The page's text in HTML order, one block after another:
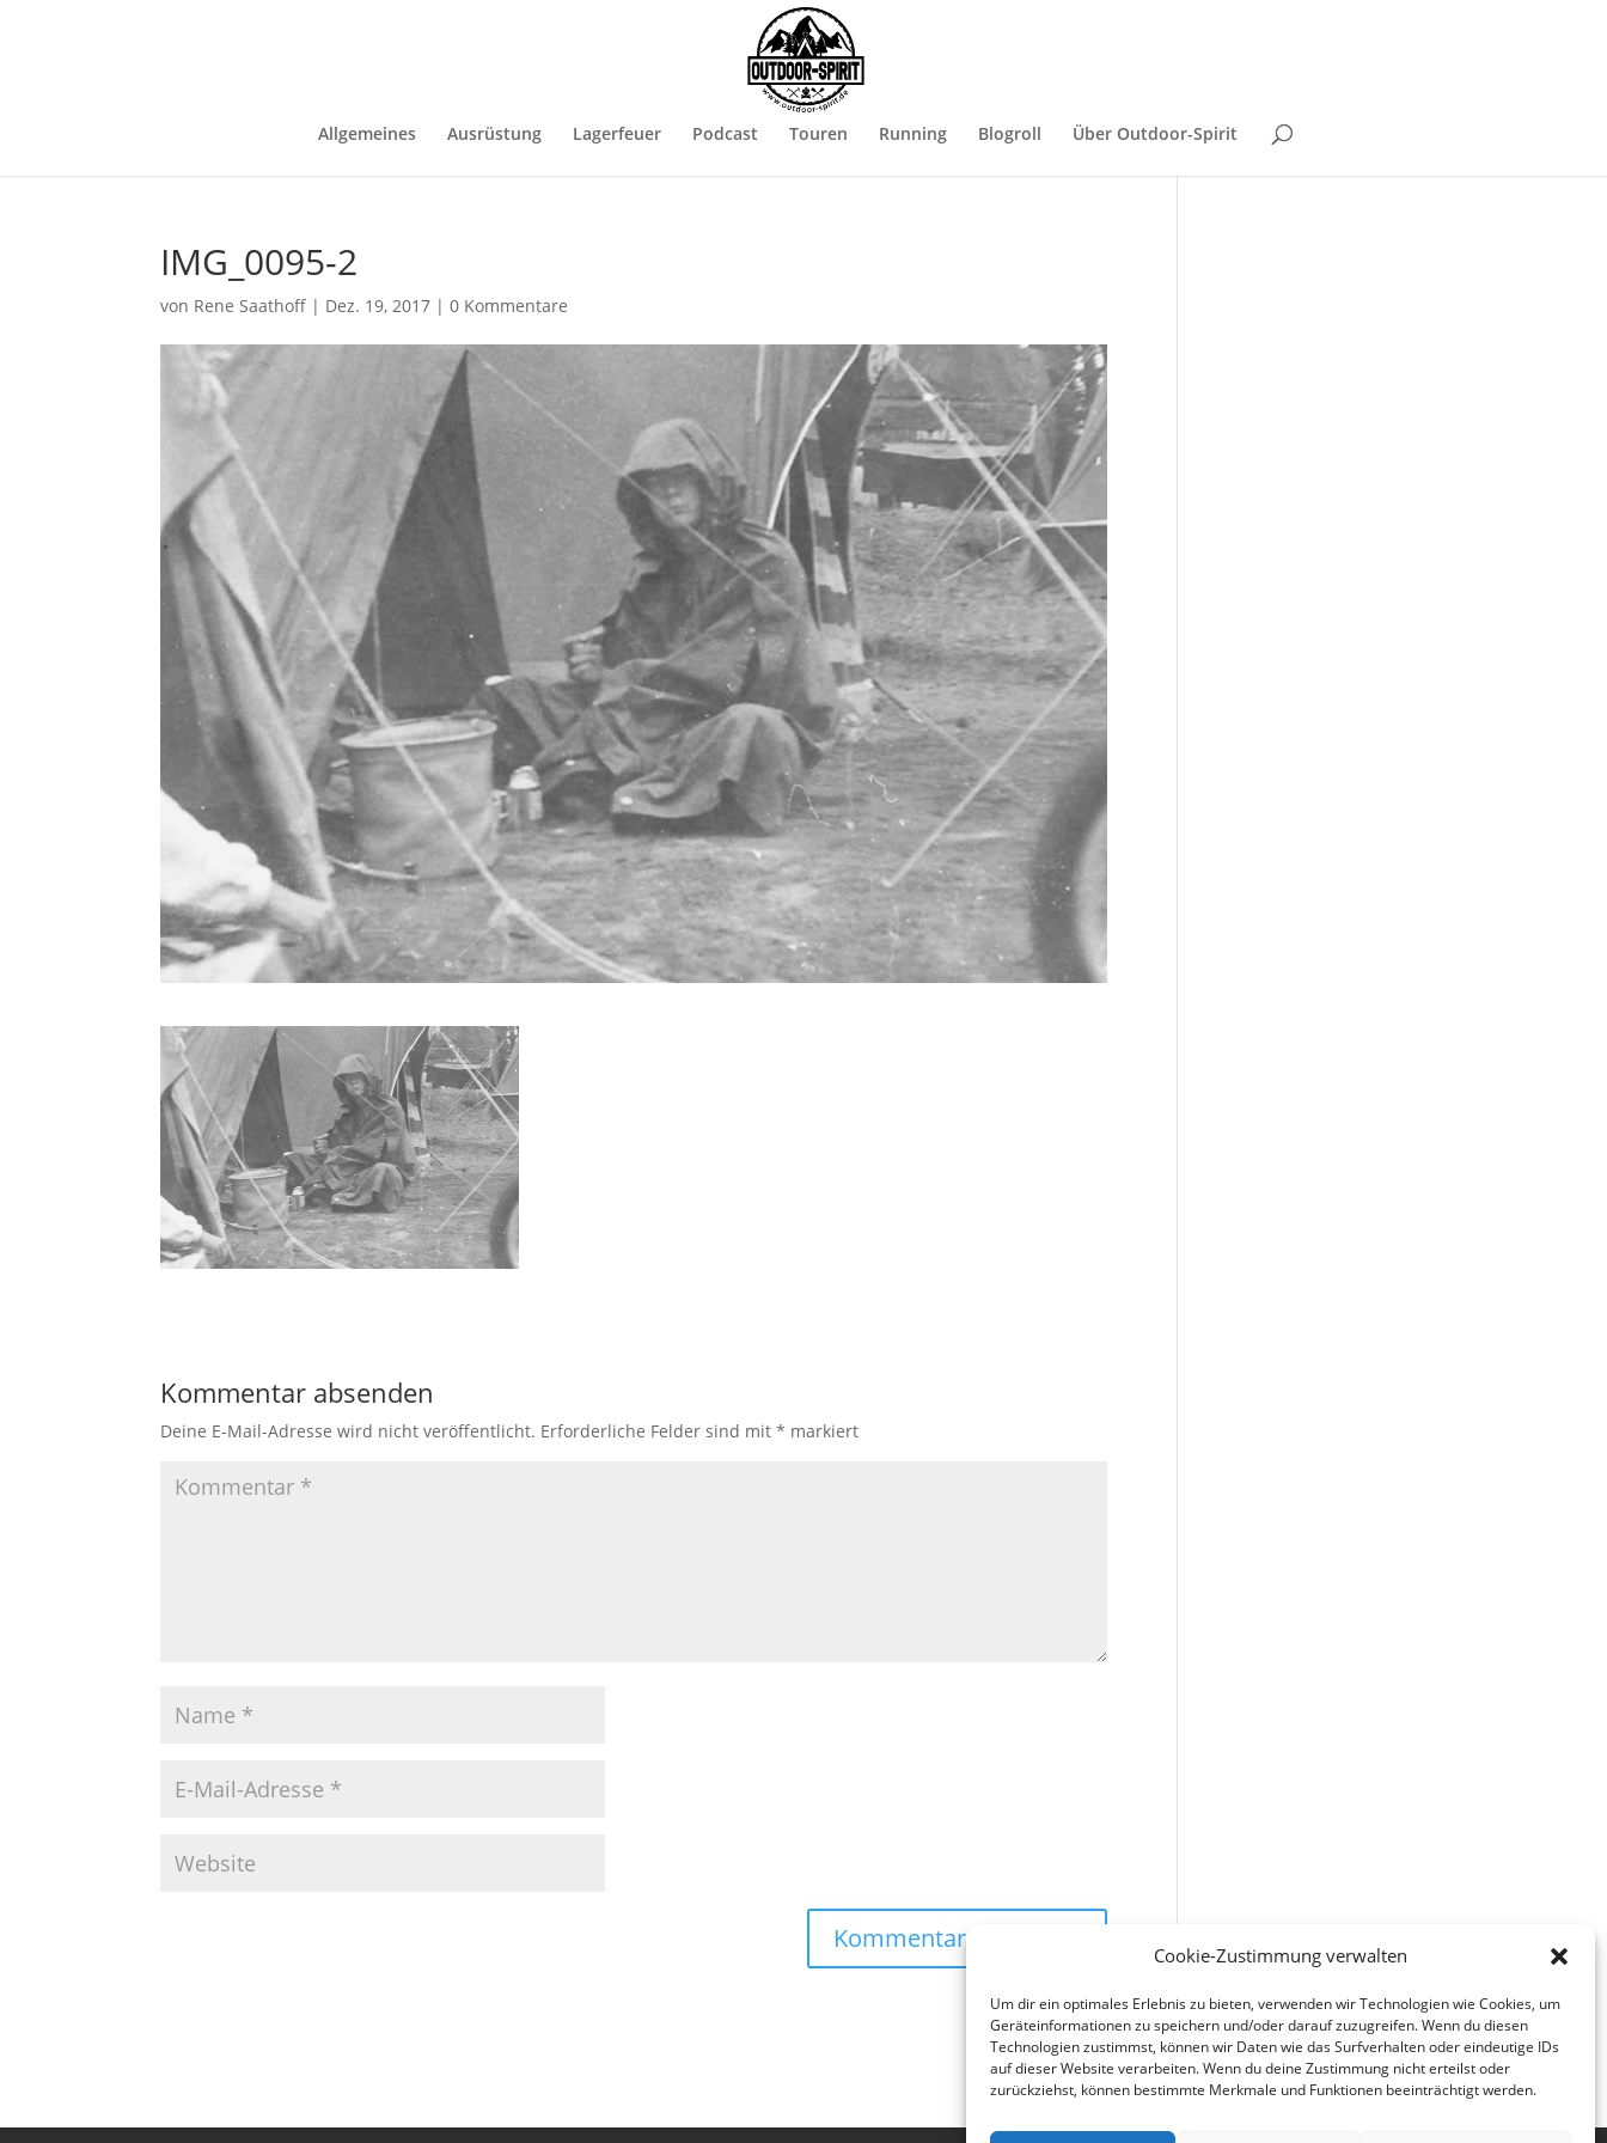
Cookie-Zustimmung verwalten
Um dir ein optimales Erlebnis zu bieten, verwenden wir Technologien wie Cookies, um
Geräteinformationen zu speichern und/oder darauf zuzugreifen. Wenn du diesen
Technologien zustimmst, können wir Daten wie das Surfverhalten oder eindeutige IDs
auf dieser Website verarbeiten. Wenn du deine Zustimmung nicht erteilst oder
zurückziehst, können bestimmte Merkmale und Funktionen beeinträchtigt werden.
Allgemeines Ausrüstung Lagerfeuer Podcast Touren Running Blogroll Über Outdoor-Spirit
IMG_0095-2
von Rene Saathoff | Dez. 19, 2017 |0 Kommentare
Kommentar absenden
Deine E-Mail-Adresse wird nicht veröffentlicht. Erforderliche Felder sind mit* markiert